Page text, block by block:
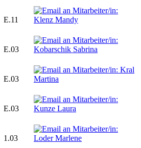
E.11
E.03
E.03
E.03
1.03